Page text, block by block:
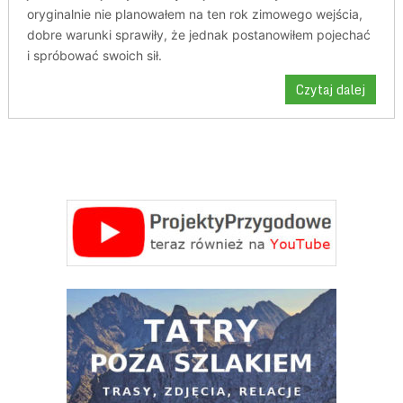
oryginalnie nie planowałem na ten rok zimowego wejścia,
dobre warunki sprawiły, że jednak postanowiłem pojechać
i spróbować swoich sił.
Czytaj dalej